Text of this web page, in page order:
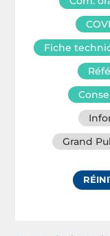
Fiche
Grand